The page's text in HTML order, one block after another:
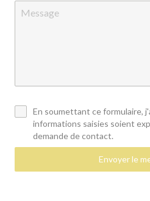
En soumettant ce formulaire,
informations saisies soient
demande de contact.
Envoyer le